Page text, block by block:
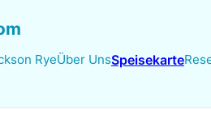
RyeÜber UnsSpeisekarte